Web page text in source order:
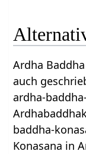
Ardha
auch
ardha-
baddha-
Konasana in